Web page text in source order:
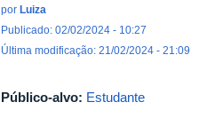
por Luiza
Publicado: 02/02/2024 - 10:27
Última modificação: 21/02/2024 - 21:09
Público-alvo: Estudante